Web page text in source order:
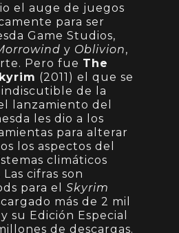
el auge de juegos
para ser
Game Studios,
y Oblivion,
Pero fue The
(2011) el que se
de la
lanzamiento del
les dio a los
para alterar
los aspectos del
climáticos
cifras son
para elSkyrim
más de 2 mil
su Edición Especial
de descargas.